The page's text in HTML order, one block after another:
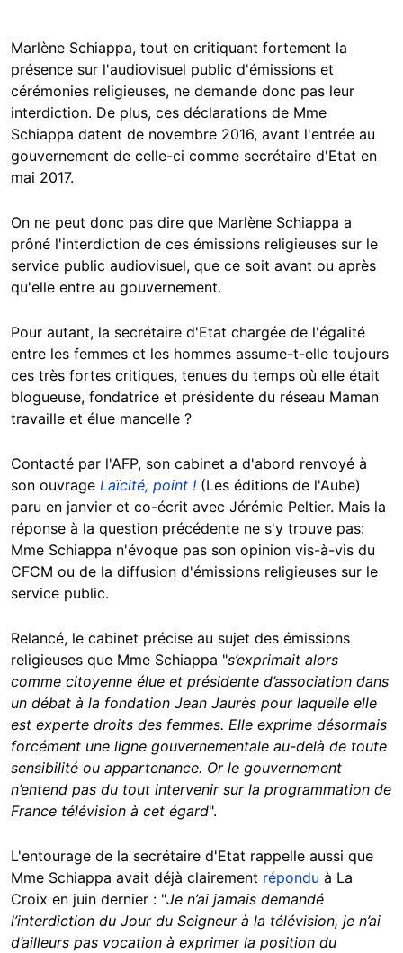
Marlène Schiappa, tout en critiquant fortement la
présence sur l'audiovisuel public d'émissions et
cérémonies religieuses, ne demande donc pas leur
interdiction. De plus, ces déclarations de Mme
Schiappa datent de novembre 2016, avant l'entrée au
gouvernement de celle-ci comme secrétaire d'Etat en
mai 2017.
On ne peut donc pas dire que Marlène Schiappa a
prôné l'interdiction de ces émissions religieuses sur le
service public audiovisuel, que ce soit avant ou après
qu'elle entre au gouvernement.
Pour autant, la secrétaire d'Etat chargée de l'égalité
entre les femmes et les hommes assume-t-elle toujours
ces très fortes critiques, tenues du temps où elle était
blogueuse, fondatrice et présidente du réseau Maman
travaille et élue mancelle ?
Contacté par l'AFP, son cabinet a d'abord renvoyé à
son ouvrage Laïcité, point ! (Les éditions de l'Aube)
paru en janvier et co-écrit avec Jérémie Peltier. Mais la
réponse à la question précédente ne s'y trouve pas:
Mme Schiappa n'évoque pas son opinion vis-à-vis du
CFCM ou de la diffusion d'émissions religieuses sur le
service public.
Relancé, le cabinet précise au sujet des émissions
religieuses que Mme Schiappa "s’exprimait alors
comme citoyenne élue et présidente d’association dans
un débat à la fondation Jean Jaurès pour laquelle elle
est experte droits des femmes. Elle exprime désormais
forcément une ligne gouvernementale au-delà de toute
sensibilité ou appartenance. Or le gouvernement
n’entend pas du tout intervenir sur la programmation de
France télévision à cet égard".
L'entourage de la secrétaire d'Etat rappelle aussi que
Mme Schiappa avait déjà clairement répondu à La
Croix en juin dernier : "Je n’ai jamais demandé
l’interdiction du Jour du Seigneur à la télévision, je n’ai
d’ailleurs pas vocation à exprimer la position du